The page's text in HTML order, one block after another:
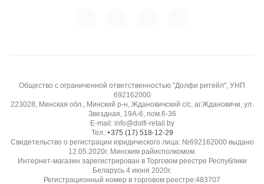
Общество с ограниченной ответственностью "Долфи ритейл", УНП
692162000
223028, Минская обл., Минский р-н, Ждановичский с/с, аг.Ждановичи, ул.
Звездная, 19А-6, пом.6-36
E-mail: info@dolfi-retail.by
Тел.:+375 (17) 518-12-29
Свидетельство о регистрации юридического лица: №692162000 выдано
12.05.2020г. Минским райисполкомом.
Интернет-магазин зарегистрирован в Торговом реестре Республики
Беларусь 4 июня 2020г.
Регистрационный номер в торговом реестре:483707